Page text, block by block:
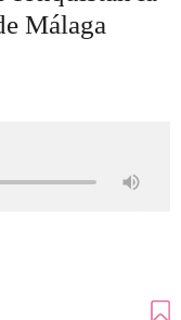
Málaga